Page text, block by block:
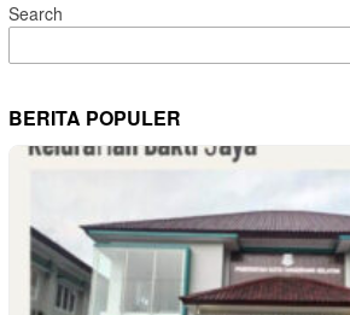
Search
BERITA POPULER